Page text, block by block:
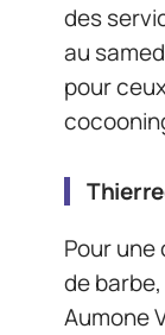
des
au
pour
Pour
de
Aumone